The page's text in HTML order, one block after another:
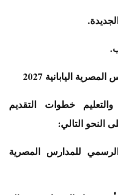
اليابانية 2027
خطوات التقديم
النحو التالي:
للمدارس المصرية